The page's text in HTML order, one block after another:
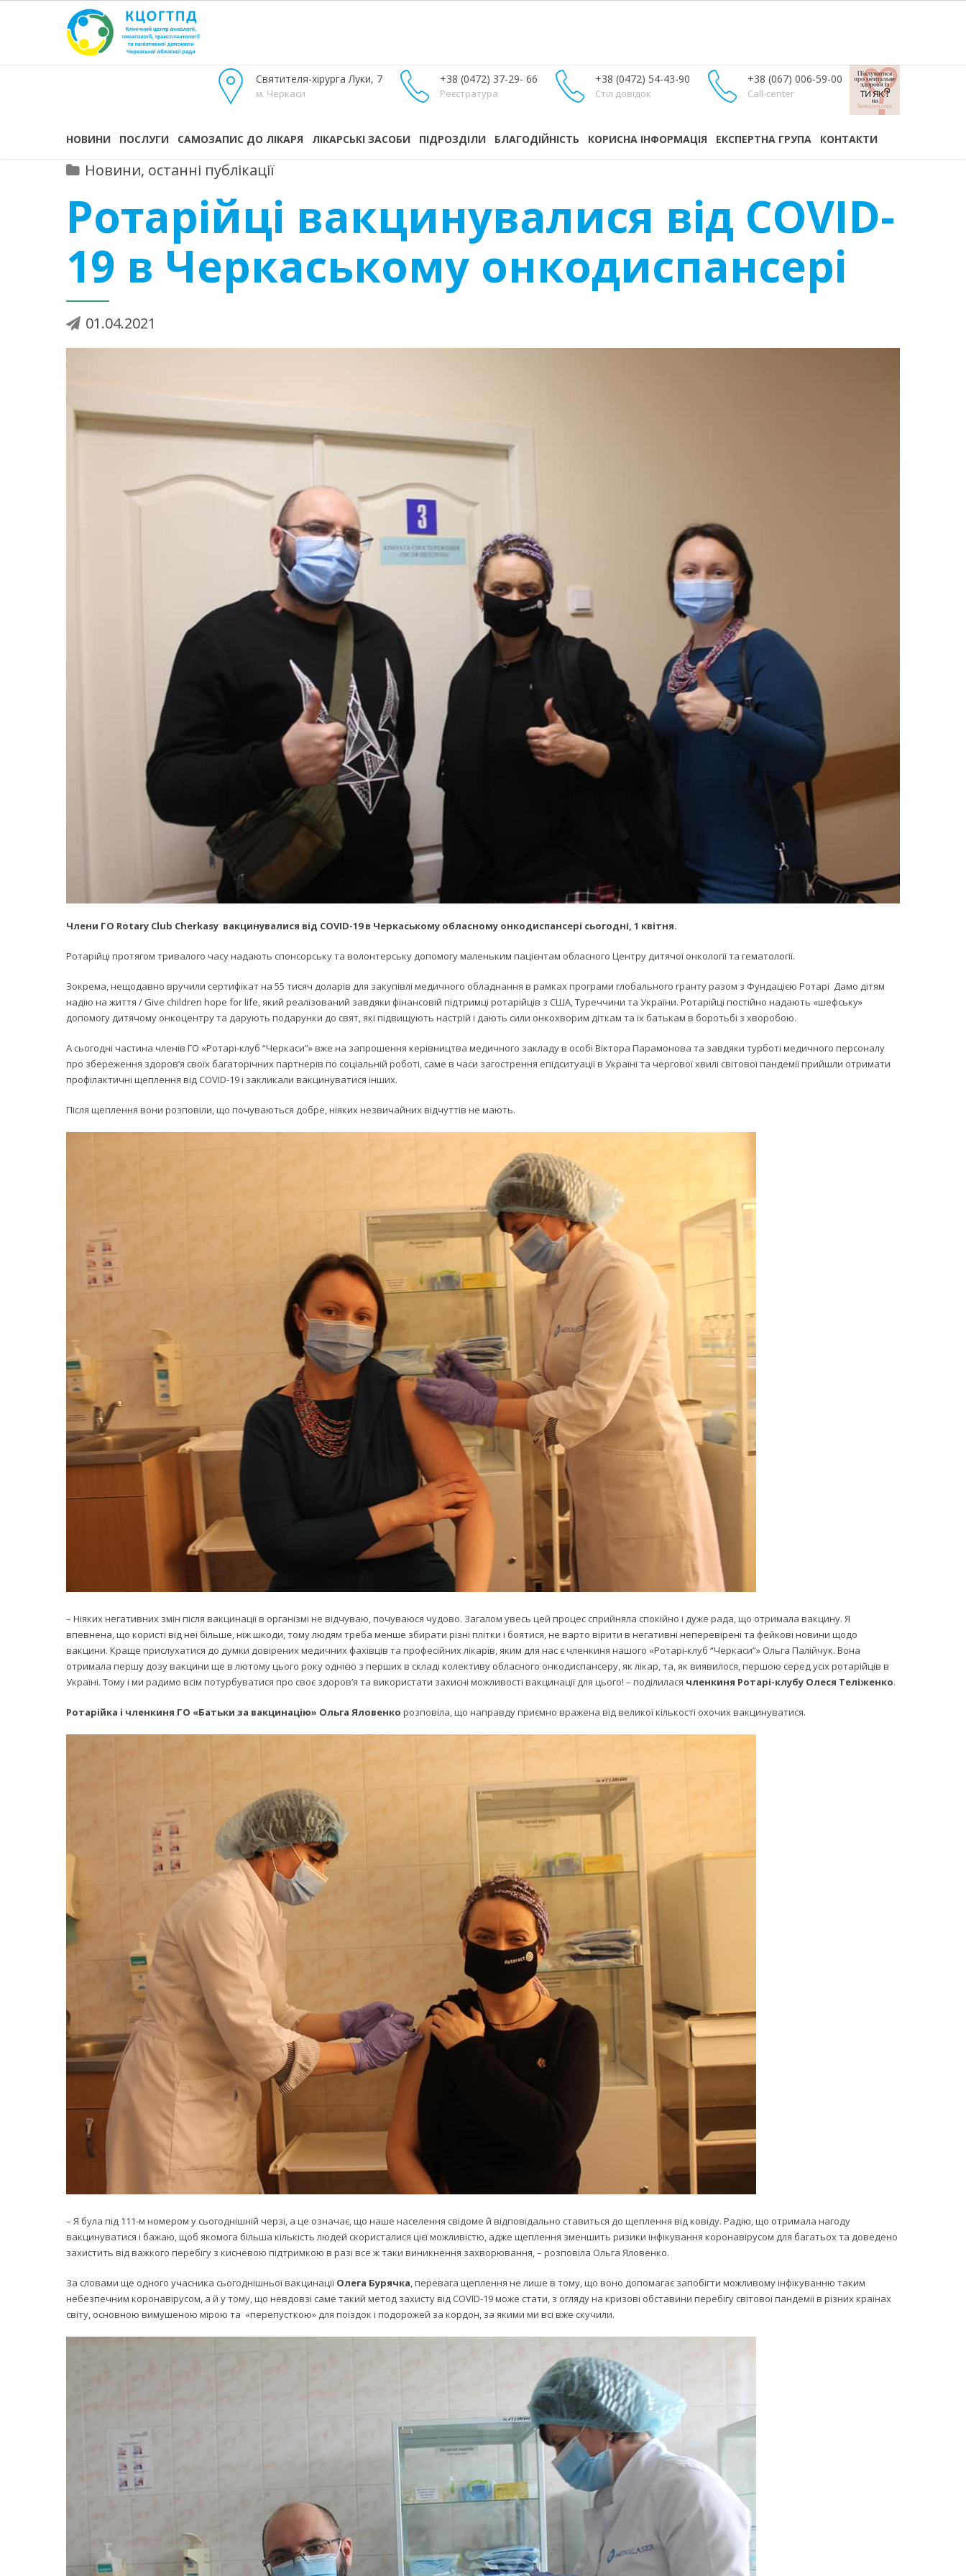
Святителя-хірурга Луки, 7
м. Черкаси
+38 (0472) 37-29- 66
Реєстратура
+38 (0472) 54-43-90
Стіл довідок
+38 (067) 006-59-00
Call-center
НОВИНИ ПОСЛУГИ САМОЗАПИС ДО ЛІКАРЯ ЛІКАРСЬКІ ЗАСОБИ ПІДРОЗДІЛИ БЛАГОДІЙНІСТЬ КОРИСНА ІНФОРМАЦІЯ ЕКСПЕРТНА ГРУПА КОНТАКТИ
Новини, останні публікації
Ротарійці вакцинувалися від COVID-
19 в Черкаському онкодиспансері
01.04.2021
Члени ГО Rotary Club Cherkasy вакцинувалися від COVID-19 в Черкаському обласному онкодиспансері сьогодні, 1 квітня.
Ротарійці протягом тривалого часу надають спонсорську та волонтерську допомогу маленьким пацієнтам обласного Центру дитячої онкології та гематології.
Зокрема, нещодавно вручили сертифікат на 55 тисяч доларів для закупівлі медичного обладнання в рамках програми глобального гранту разом з Фундацією Ротарі Дамо дітям
надію на життя / Give children hope for life, який реалізований завдяки фінансовій підтримці ротарійців з США, Туреччини та України. Ротарійці постійно надають «шефську»
допомогу дитячому онкоцентру та дарують подарунки до свят, які підвищують настрій і дають сили онкохворим діткам та їх батькам в боротьбі з хворобою.
А сьогодні частина членів ГО «Ротарі-клуб “Черкаси”» вже на запрошення керівництва медичного закладу в особі Віктора Парамонова та завдяки турботі медичного персоналу
про збереження здоров’я своїх багаторічних партнерів по соціальній роботі, саме в часи загострення епідситуації в Україні та чергової хвилі світової пандемії прийшли отримати
профілактичні щеплення від COVID-19 і закликали вакцинуватися інших.
Після щеплення вони розповіли, що почуваються добре, ніяких незвичайних відчуттів не мають.
– Ніяких негативних змін після вакцинації в організмі не відчуваю, почуваюся чудово. Загалом увесь цей процес сприйняла спокійно і дуже рада, що отримала вакцину. Я
впевнена, що користі від неї більше, ніж шкоди, тому людям треба менше збирати різні плітки і боятися, не варто вірити в негативні неперевірені та фейкові новини щодо
вакцини. Краще прислухатися до думки довірених медичних фахівців та професійних лікарів, яким для нас є членкиня нашого «Ротарі-клуб “Черкаси”» Ольга Палійчук. Вона
отримала першу дозу вакцини ще в лютому цього року однією з перших в складі колективу обласного онкодиспансеру, як лікар, та, як виявилося, першою серед усіх ротарійців в
Україні. Тому і ми радимо всім потурбуватися про своє здоров’я та використати захисні можливості вакцинації для цього! – поділилася членкиня Ротарі-клубу Олеся Теліженко.
Ротарійка і членкиня ГО «Батьки за вакцинацію» Ольга Яловенко розповіла, що направду приємно вражена від великої кількості охочих вакцинуватися.
– Я була під 111-м номером у сьогоднішній черзі, а це означає, що наше населення свідоме й відповідально ставиться до щеплення від ковіду. Радію, що отримала нагоду
вакцинуватися і бажаю, щоб якомога більша кількість людей скористалися цієї можливістю, адже щеплення зменшить ризики інфікування коронавірусом для багатьох та доведено
захистить від важкого перебігу з кисневою підтримкою в разі все ж таки виникнення захворювання, – розповіла Ольга Яловенко.
За словами ще одного учасника сьогоднішньої вакцинаціїОлега Бурячка, перевага щеплення не лише в тому, що воно допомагає запобігти можливому інфікуванню таким
небезпечним коронавірусом, а й у тому, що невдовзі саме такий метод захисту від COVID-19 може стати, з огляду на кризові обставини перебігу світової пандемії в різних країнах
світу, основною вимушеною мірою та «перепусткою» для поїздок і подорожей за кордон, за якими ми всі вже скучили.